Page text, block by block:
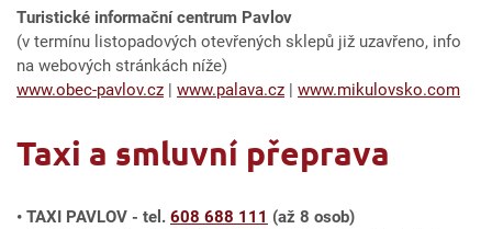
Turistické informační centrum Pavlov
(v termínu listopadových otevřených sklepů již uzavřeno, info
na webových stránkách níže)
www.obec-pavlov.cz | www.palava.cz | www.mikulovsko.com
Taxi a smluvní přeprava
• TAXI PAVLOV - tel. 608 688 111 (až 8 osob)